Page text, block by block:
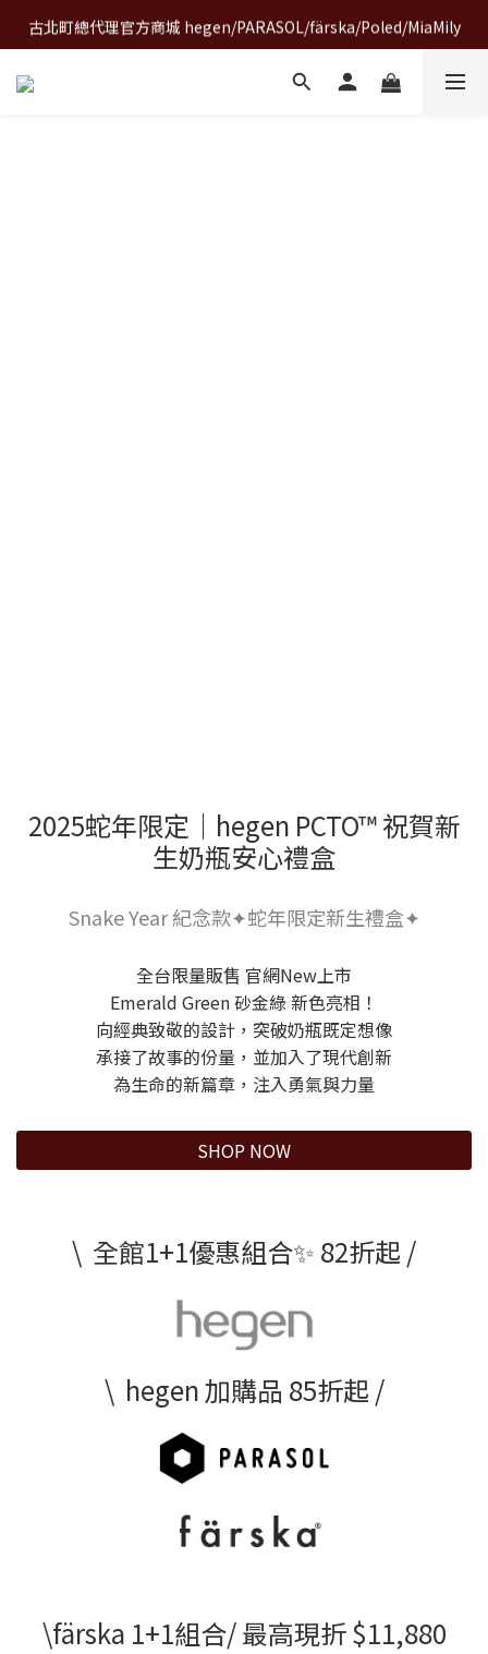
A World of Wonder 奇想世界特展｜套票熱賣中
古北町總代理官方商城 hegen/PARASOL/färska/Poled/MiaMily
A World of Wonder 奇想世界特展｜套票熱賣中
2025蛇年限定｜hegen PCTO™ 祝賀新
生奶瓶安心禮盒
Snake Year 紀念款✦蛇年限定新生禮盒✦
全台限量販售 官網New上市
Emerald Green 砂金綠 新色亮相！
向經典致敬的設計，突破奶瓶既定想像
承接了故事的份量，並加入了現代創新
為生命的新篇章，注入勇氣與力量
SHOP NOW
\ 全館1+1優惠組合✨ 82折起 /
\ hegen 加購品 85折起 /
\färska 1+1組合/ 最高現折 $11,880